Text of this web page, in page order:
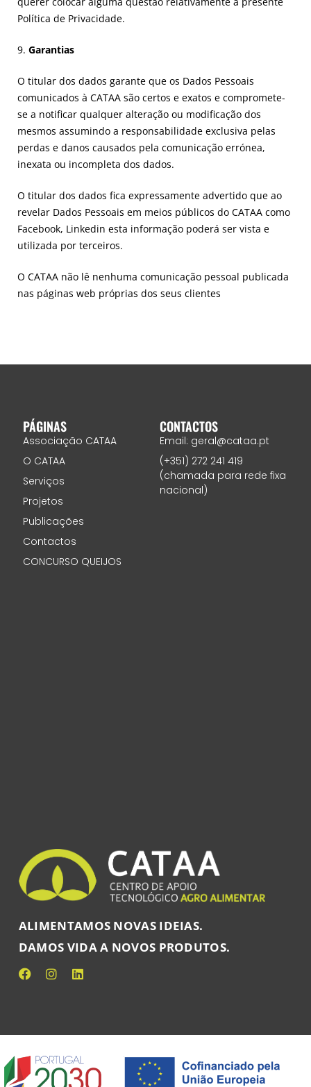
Política de Privacidade.
9. Garantias
O titular dos dados garante que os Dados Pessoais
comunicados à CATAA são certos e exatos e compromete-
se a notificar qualquer alteração ou modificação dos
mesmos assumindo a responsabilidade exclusiva pelas
perdas e danos causados pela comunicação errónea,
inexata ou incompleta dos dados.
O titular dos dados fica expressamente advertido que ao
revelar Dados Pessoais em meios públicos do CATAA como
Facebook, Linkedin esta informação poderá ser vista e
utilizada por terceiros.
O CATAA não lê nenhuma comunicação pessoal publicada
nas páginas web próprias dos seus clientes
ALIMENTAMOS NOVAS IDEIAS.
DAMOS VIDA A NOVOS PRODUTOS.
PÁGINAS
Associação CATAA
O CATAA
Serviços
Projetos
Publicações
Contactos
CONCURSO QUEIJOS
CONTACTOS
Email: geral@cataa.pt
(+351) 272 241 419
(chamada para rede fixa
nacional)